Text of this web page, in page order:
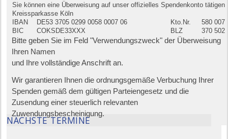
Sie können eine Überweisung auf unser offizielles Spendenkonto tätigen
Kreissparkasse Köln
IBAN
DE53 3705 0299 0058 0007 06 Kto.Nr.
580 007
BIC
COKSDE33XXX BLZ 370 502
Bitte geben Sie im Feld "Verwendungszweck" der Überweisung
Ihren Namen
und Ihre vollständige Anschrift an.
Wir garantieren Ihnen die ordnungsgemäße Verbuchung Ihrer
Spenden gemäß dem gültigen Parteiengesetz und die
Zusendung einer steuerlich relevanten
Zuwendungsbescheinigung.
NÄCHSTE TERMINE